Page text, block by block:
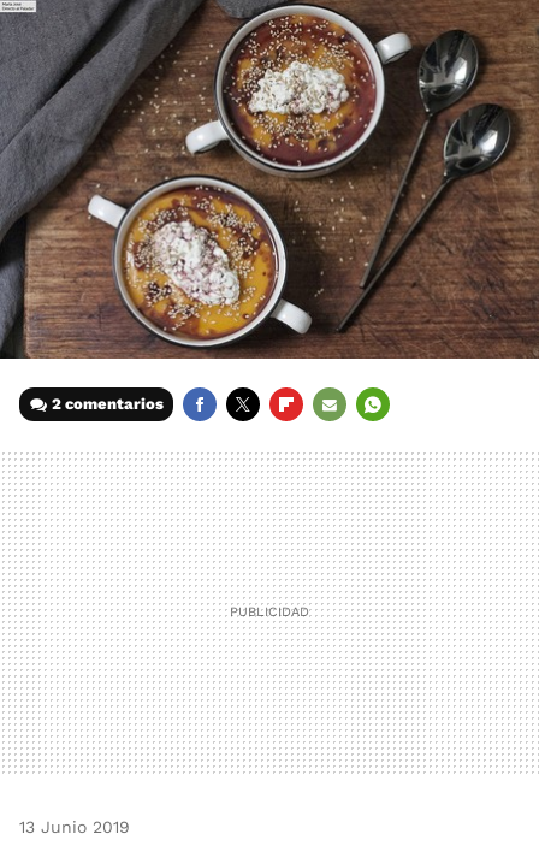
2 comentarios
MAIL
13 Junio 2019